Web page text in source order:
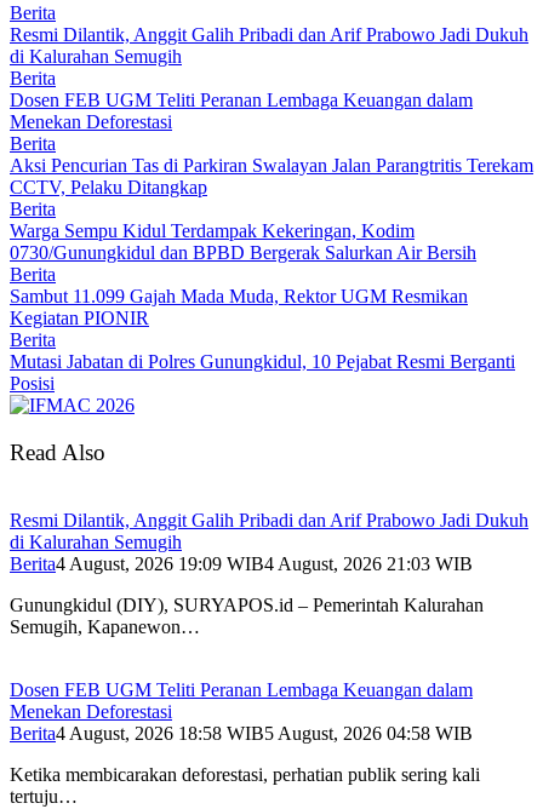
Berita
Resmi Dilantik, Anggit Galih Pribadi dan Arif Prabowo Jadi Dukuh
di Kalurahan Semugih
Berita
Dosen FEB UGM Teliti Peranan Lembaga Keuangan dalam
Menekan Deforestasi
Berita
Aksi Pencurian Tas di Parkiran Swalayan Jalan Parangtritis Terekam
CCTV, Pelaku Ditangkap
Berita
Warga Sempu Kidul Terdampak Kekeringan, Kodim
0730/Gunungkidul dan BPBD Bergerak Salurkan Air Bersih
Berita
Sambut 11.099 Gajah Mada Muda, Rektor UGM Resmikan
Kegiatan PIONIR
Berita
Mutasi Jabatan di Polres Gunungkidul, 10 Pejabat Resmi Berganti
Posisi
Read Also
Resmi Dilantik, Anggit Galih Pribadi dan Arif Prabowo Jadi Dukuh
di Kalurahan Semugih
Berita4 August, 2026 19:09 WIB4 August, 2026 21:03 WIB
Gunungkidul (DIY), SURYAPOS.id – Pemerintah Kalurahan
Semugih, Kapanewon…
Dosen FEB UGM Teliti Peranan Lembaga Keuangan dalam
Menekan Deforestasi
Berita4 August, 2026 18:58 WIB5 August, 2026 04:58 WIB
Ketika membicarakan deforestasi, perhatian publik sering kali
tertuju…